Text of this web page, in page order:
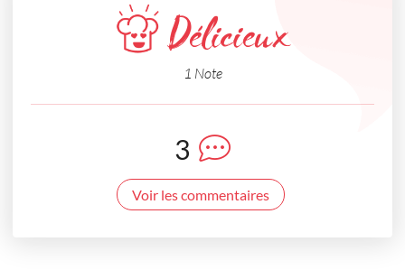
Délicieux
1 Note
3
Voir les commentaires